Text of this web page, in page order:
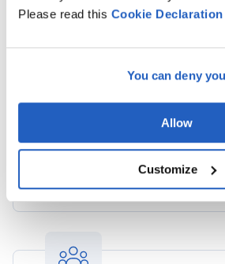
Please read this Cookie Declaration
You can deny
Allow
Customize
Adopción acelerada de la
Las nuevas herramientas sólo
las soporta. Una arquitectura flexible
innovación en una cuestión de